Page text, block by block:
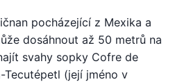
pocházející z Mexika a
dosáhnout až 50 metrů na
svahy sopky Cofre de
Tecutépetl (její jméno v